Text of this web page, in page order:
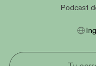
Podcast